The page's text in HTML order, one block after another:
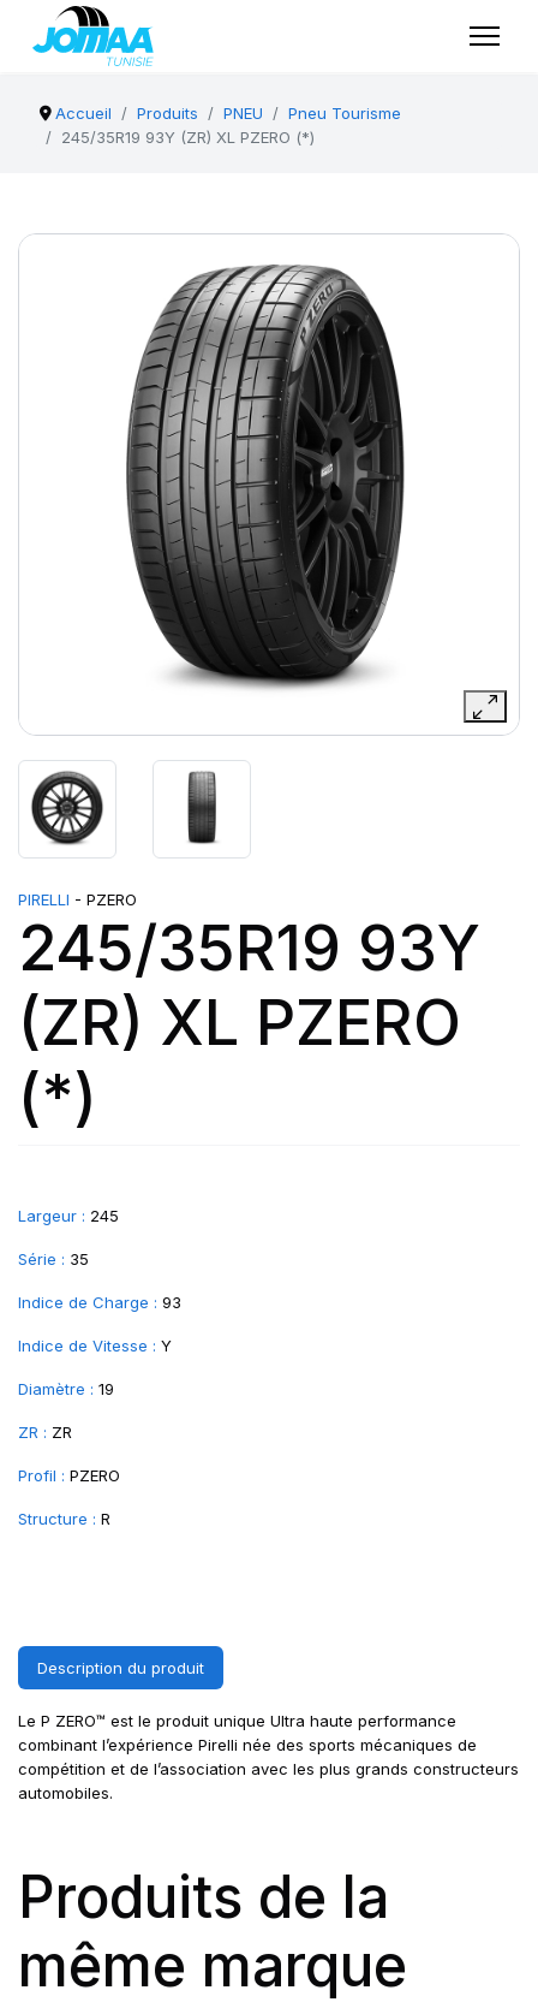
Accueil Produits PNEU
Pneu Tourisme
245/35R19 93Y (ZR) XL PZERO (*)
PIRELLI - PZERO
245/35R19 93Y
(ZR) XL PZERO
(*)
Largeur : 245
Série : 35
Indice de Charge : 93
Indice de Vitesse : Y
Diamètre : 19
ZR : ZR
Profil : PZERO
Structure : R
Description du produit
Le P ZERO™ est le produit unique Ultra haute performance
combinant l’expérience Pirelli née des sports mécaniques de
compétition et de l’association avec les plus grands constructeurs
automobiles.
Produits de la
même marque